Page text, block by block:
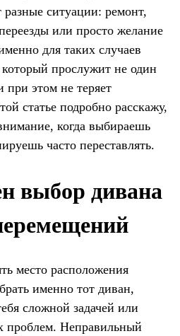
ситуации: ремонт,
или просто желание
для таких случаев
прослужит не один
при этом не теряет
статье подробно расскажу,
когда выбираешь
часто переставлять.
выбор дивана
место расположения
именно тот диван,
сложной задачей или
проблем. Неправильный